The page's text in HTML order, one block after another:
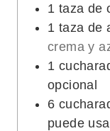
1 taza de
1 taza de
crema y
1
opcional
6
puede